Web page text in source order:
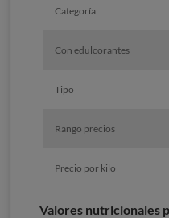
Categoría
Con edulcorantes
Tipo
Rango precios
Precio por kilo
Valores nutricionales